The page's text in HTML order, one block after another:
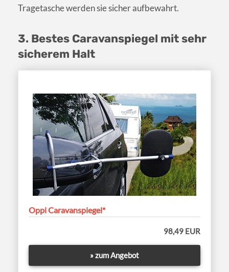
Tragetasche werden sie sicher aufbewahrt.
3. Bestes Caravanspiegel mit sehr
sicherem Halt
Oppi Caravanspiegel*
98,49 EUR
» zum Angebot